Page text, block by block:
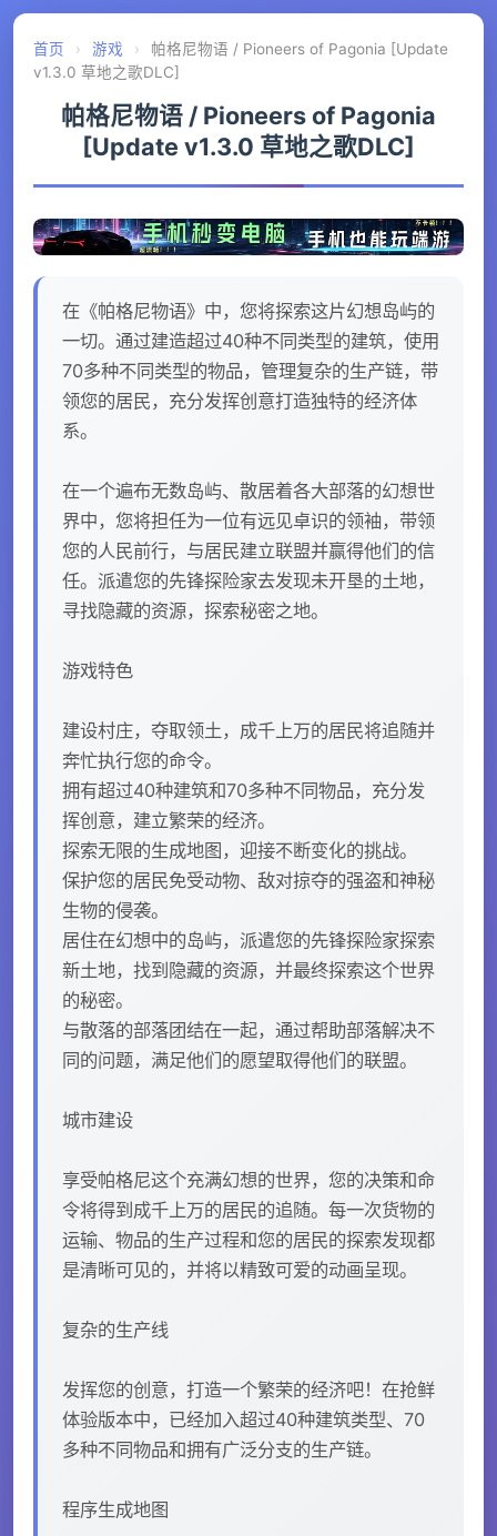
首页 › 游戏 ›
帕格尼物语 / Pioneers of Pagonia [Update
v1.3.0 草地之歌DLC]
帕格尼物语 / Pioneers of Pagonia
[Update v1.3.0 草地之歌DLC]
在《帕格尼物语》中，您将探索这片幻想岛屿的
一切。通过建造超过40种不同类型的建筑，使用
70多种不同类型的物品，管理复杂的生产链，带
领您的居民，充分发挥创意打造独特的经济体
系。
在一个遍布无数岛屿、散居着各大部落的幻想世
界中，您将担任为一位有远见卓识的领袖，带领
您的人民前行，与居民建立联盟并赢得他们的信
任。派遣您的先锋探险家去发现未开垦的土地，
寻找隐藏的资源，探索秘密之地。
游戏特色
建设村庄，夺取领土，成千上万的居民将追随并
奔忙执行您的命令。
拥有超过40种建筑和70多种不同物品，充分发
挥创意，建立繁荣的经济。
探索无限的生成地图，迎接不断变化的挑战。
保护您的居民免受动物、敌对掠夺的强盗和神秘
生物的侵袭。
居住在幻想中的岛屿，派遣您的先锋探险家探索
新土地，找到隐藏的资源，并最终探索这个世界
的秘密。
与散落的部落团结在一起，通过帮助部落解决不
同的问题，满足他们的愿望取得他们的联盟。
城市建设
享受帕格尼这个充满幻想的世界，您的决策和命
令将得到成千上万的居民的追随。每一次货物的
运输、物品的生产过程和您的居民的探索发现都
是清晰可见的，并将以精致可爱的动画呈现。
复杂的生产线
发挥您的创意，打造一个繁荣的经济吧！在抢鲜
体验版本中，已经加入超过40种建筑类型、70
多种不同物品和拥有广泛分支的生产链。
程序生成地图